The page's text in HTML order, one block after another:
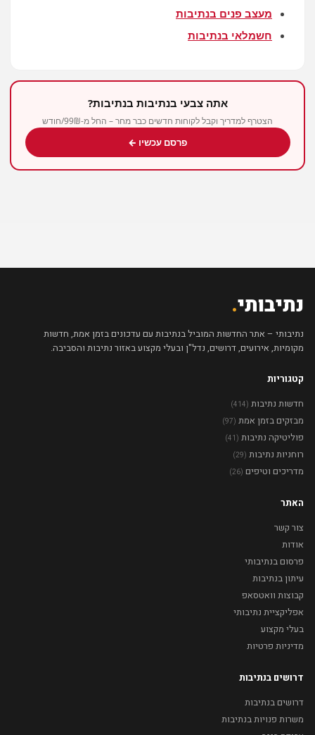
מעצב פנים בנתיבות
חשמלאי בנתיבות
אתה צבעי בנתיבות בנתיבות?
הצטרף למדריך וקבל לקוחות חדשים כבר מחר – החל מ-99₪/חודש
פרסם עכשיו ←
נתיבותי.
נתיבותי – אתר החדשות המוביל בנתיבות עם עדכונים בזמן אמת, חדשות
מקומיות, אירועים, דרושים, נדל"ן ובעלי מקצוע באזור נתיבות והסביבה.
קטגוריות
חדשות נתיבות (414)
מבזקים בזמן אמת (97)
פוליטיקה נתיבות (41)
רוחניות נתיבות (29)
מדריכים וטיפים (26)
האתר
צור קשר
אודות
פרסום בנתיבותי
עיתון בנתיבות
קבוצות וואטסאפ
אפליקציית נתיבותי
בעלי מקצוע
מדיניות פרטיות
דרושים בנתיבות
דרושים בנתיבות
משרות פנויות בנתיבות